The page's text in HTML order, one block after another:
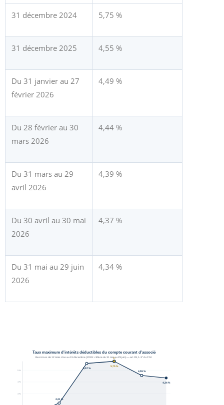
31 décembre 2024 5,75 %
31 décembre 2025 4,55 %
Du 31 janvier au 27
février 2026
4,49 %
Du 28 février au 30
mars 2026
4,44 %
Du 31 mars au 29
avril 2026
4,39 %
Du 30 avril au 30 mai
2026
4,37 %
Du 31 mai au 29 juin
2026
4,34 %